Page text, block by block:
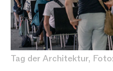
Tag der Architektur,